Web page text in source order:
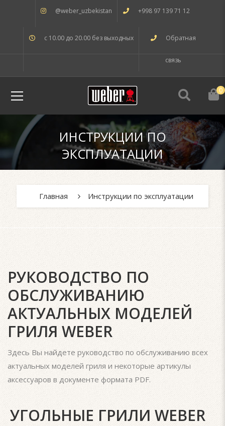
@weber_uzbekistan +998 97 139 71 12
с 10.00 до 20.00 без выходных Обратная
связь
0
ИНСТРУКЦИИ ПО
ЭКСПЛУАТАЦИИ
Главная Инструкции по эксплуатации
РУКОВОДСТВО ПО
ОБСЛУЖИВАНИЮ
АКТУАЛЬНЫХ МОДЕЛЕЙ
ГРИЛЯ WEBER
Здесь Вы найдете руководство по обслуживанию всех
актуальных моделей гриля и некоторые артикулы
аксессуаров в документе формата PDF.
УГОЛЬНЫЕ ГРИЛИ WEBER